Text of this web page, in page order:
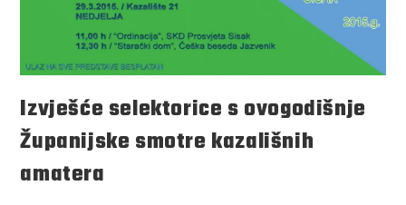
Izvješće selektorice s ovogodišnje
Županijske smotre kazališnih
amatera